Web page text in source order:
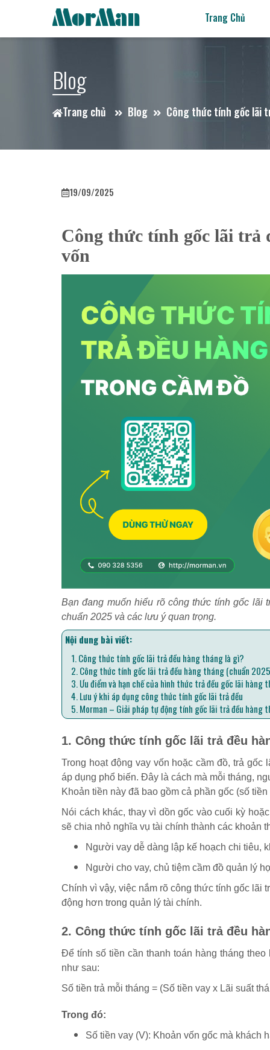
Trang Chủ
Blog
Trang chủ Blog Công thức tính gốc lãi
19/09/2025
Công thức tính gốc lãi trả
vốn
Bạn đang muốn hiểu rõ công thức tính gốc lãi
chuẩn 2025 và các lưu ý quan trọng.
Nội dung bài viết:
1. Công thức tính gốc lãi trả đều hàng tháng là gì?
2. Công thức tính gốc lãi trả đều hàng tháng (chuẩn
3. Ưu điểm và hạn chế của hình thức trả đều gốc lãi hàng
4. Lưu ý khi áp dụng công thức tính gốc lãi trả đều
5. Morman – Giải pháp tự động tính gốc lãi trả đều hàng
1. Công thức tính gốc lãi trả đều
Trong hoạt động vay vốn hoặc cầm đồ, trả
áp dụng phổ biến. Đây là cách mà mỗi tháng,
Khoản tiền này đã bao gồm cả phần gốc (số
Nói cách khác, thay vì dồn gốc vào cuối kỳ
sẽ chia nhỏ nghĩa vụ tài chính thành các khoản
Người vay dễ dàng lập kế hoạch chi tiêu,
Người cho vay, chủ tiệm cầm đồ quản lý
Chính vì vậy, việc nắm rõ công thức tính gốc lãi
động hơn trong quản lý tài chính.
2. Công thức tính gốc lãi trả đều
Để tính số tiền cần thanh toán hàng tháng
như sau:
Số tiền trả mỗi tháng = (Số tiền vay x Lãi suất
Trong đó:
Số tiền vay (V): Khoản vốn gốc mà khách